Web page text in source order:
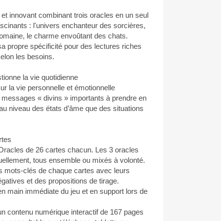
innovant combinant trois oracles en un seul
: l'univers enchanteur des sorcières,
le charme envoûtant des chats.
propre spécificité pour des lectures riches
les besoins.​
la vie quotidienne
la vie personnelle et émotionnelle
« divins » importants à prendre en
niveau des états d’âme que des situations
de 26 cartes chacun. Les 3 oracles
tous ensemble ou mixés à volonté.
mots-clés de chaque cartes avec leurs
et des propositions de tirage.
main immédiate du jeu et en support lors de
contenu numérique interactif de 167 pages